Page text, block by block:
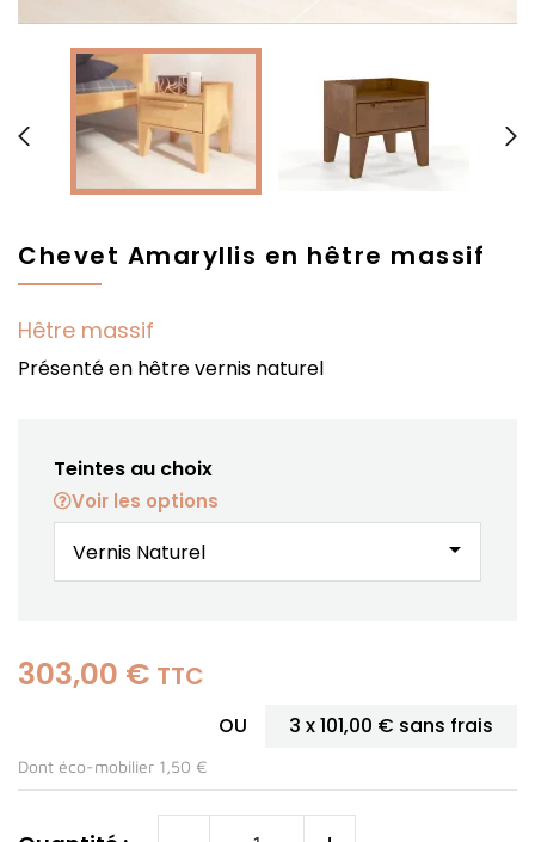
 
Chevet Amaryllis en hêtre massif
Hêtre massif
Présenté en hêtre vernis naturel
Teintes au choix
Voir les options
arrow_drop_down
303,00 € TTC
OU 3 x101,00 € sans frais
Dont éco-mobilier 1,50 €